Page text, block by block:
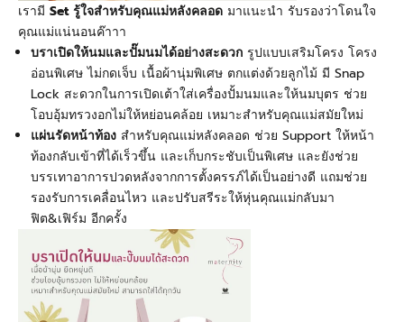
เรามี Setรู้ใจสำหรับคุณแม่หลังคลอด มาแนะนำ รับรองว่าโดนใจ
คุณแม่แน่นอนค๊าาา
บราเปิดให้นมและปั๊มนมได้อย่างสะดวก รูปแบบเสริมโครง โครง
อ่อนพิเศษ ไม่กดเจ็บ เนื้อผ้านุ่มพิเศษ ตกแต่งด้วยลูกไม้ มี Snap
Lock สะดวกในการเปิดเต้าใส่เครื่องปั้มนมและให้นมบุตร ช่วย
โอบอุ้มทรวงอกไม่ให้หย่อนคล้อย เหมาะสำหรับคุณแม่สมัยใหม่
แผ่นรัดหน้าท้อง สำหรับคุณแม่หลังคลอด ช่วย Support ให้หน้า
ท้องกลับเข้าที่ได้เร็วขึ้น และเก็บกระชับเป็นพิเศษ และยังช่วย
บรรเทาอาการปวดหลังจากการตั้งครรภ์ได้เป็นอย่างดี แถมช่วย
รองรับการเคลื่อนไหว และปรับสรีระให้หุ่นคุณแม่กลับมา
ฟิต&เฟิร์ม อีกครั้ง